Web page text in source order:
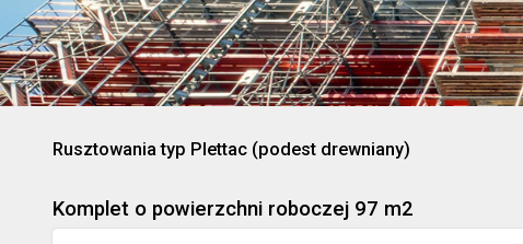
Rusztowania typ Plettac (podest drewniany)
Komplet o powierzchni roboczej 97 m2